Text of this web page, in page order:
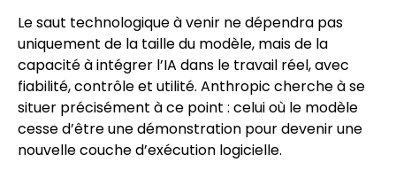
Le saut technologique à venir ne dépendra pas
uniquement de la taille du modèle, mais de la
capacité à intégrer l’IA dans le travail réel, avec
fiabilité, contrôle et utilité. Anthropic cherche à se
situer précisément à ce point : celui où le modèle
cesse d’être une démonstration pour devenir une
nouvelle couche d’exécution logicielle.